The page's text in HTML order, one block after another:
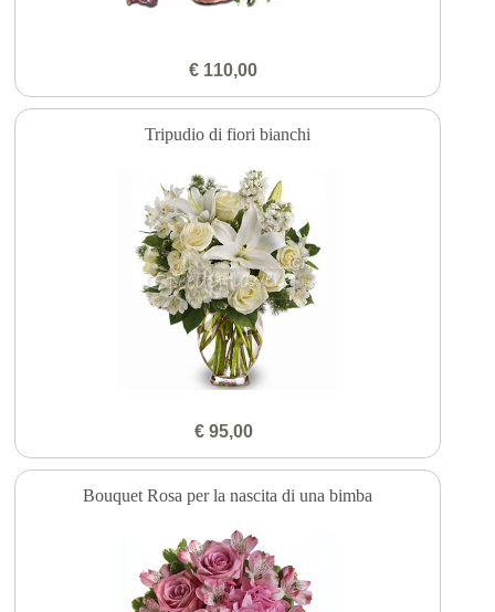
€ 110,00
Tripudio di fiori bianchi
€ 95,00
Bouquet Rosa per la nascita di una bimba